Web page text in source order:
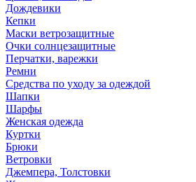
Дождевики
Кепки
Маски ветрозащитные
Очки солнцезащитные
Перчатки, варежки
Ремни
Средства по уходу за одеждой
Шапки
Шарфы
Женская одежда
Куртки
Брюки
Ветровки
Джемпера, Толстовки